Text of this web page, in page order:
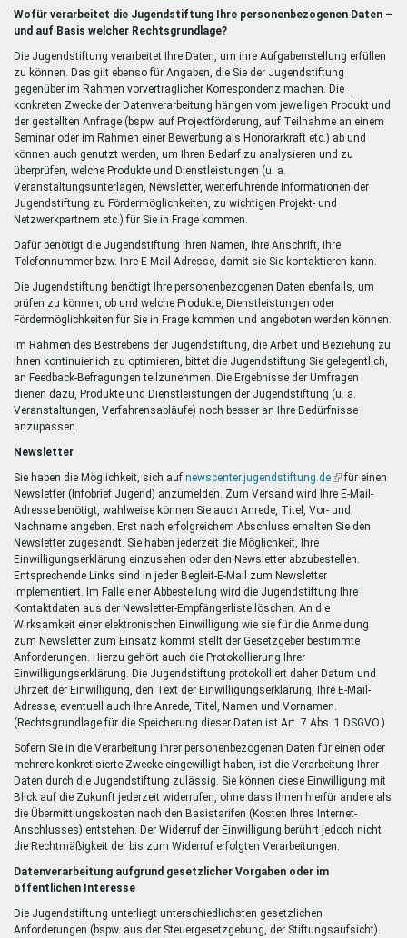
extern)
Wofür verarbeitet die Jugendstiftung Ihre personenbezogenen Daten –
und auf Basis welcher Rechtsgrundlage?
Die Jugendstiftung verarbeitet Ihre Daten, um ihre Aufgabenstellung erfüllen
zu können. Das gilt ebenso für Angaben, die Sie der Jugendstiftung
gegenüber im Rahmen vorvertraglicher Korrespondenz machen. Die
konkreten Zwecke der Datenverarbeitung hängen vom jeweiligen Produkt und
der gestellten Anfrage (bspw. auf Projektförderung, auf Teilnahme an einem
Seminar oder im Rahmen einer Bewerbung als Honorarkraft etc.) ab und
können auch genutzt werden, um Ihren Bedarf zu analysieren und zu
überprüfen, welche Produkte und Dienstleistungen (u. a.
Veranstaltungsunterlagen, Newsletter, weiterführende Informationen der
Jugendstiftung zu Fördermöglichkeiten, zu wichtigen Projekt- und
Netzwerkpartnern etc.) für Sie in Frage kommen.
Dafür benötigt die Jugendstiftung Ihren Namen, Ihre Anschrift, Ihre
Telefonnummer bzw. Ihre E-Mail-Adresse, damit sie Sie kontaktieren kann.
Die Jugendstiftung benötigt Ihre personenbezogenen Daten ebenfalls, um
prüfen zu können, ob und welche Produkte, Dienstleistungen oder
Fördermöglichkeiten für Sie in Frage kommen und angeboten werden können.
Im Rahmen des Bestrebens der Jugendstiftung, die Arbeit und Beziehung zu
Ihnen kontinuierlich zu optimieren, bittet die Jugendstiftung Sie gelegentlich,
an Feedback-Befragungen teilzunehmen. Die Ergebnisse der Umfragen
dienen dazu, Produkte und Dienstleistungen der Jugendstiftung (u. a.
Veranstaltungen, Verfahrensabläufe) noch besser an Ihre Bedürfnisse
anzupassen.
Newsletter
Sie haben die Möglichkeit, sich auf newscenter.jugendstiftung.de(Link
ist
extern)
für einen
Newsletter (Infobrief Jugend) anzumelden. Zum Versand wird Ihre E-Mail-
Adresse benötigt, wahlweise können Sie auch Anrede, Titel, Vor- und
Nachname angeben. Erst nach erfolgreichem Abschluss erhalten Sie den
Newsletter zugesandt. Sie haben jederzeit die Möglichkeit, Ihre
Einwilligungserklärung einzusehen oder den Newsletter abzubestellen.
Entsprechende Links sind in jeder Begleit-E-Mail zum Newsletter
implementiert. Im Falle einer Abbestellung wird die Jugendstiftung Ihre
Kontaktdaten aus der Newsletter-Empfängerliste löschen. An die
Wirksamkeit einer elektronischen Einwilligung wie sie für die Anmeldung
zum Newsletter zum Einsatz kommt stellt der Gesetzgeber bestimmte
Anforderungen. Hierzu gehört auch die Protokollierung Ihrer
Einwilligungserklärung. Die Jugendstiftung protokolliert daher Datum und
Uhrzeit der Einwilligung, den Text der Einwilligungserklärung, Ihre E-Mail-
Adresse, eventuell auch Ihre Anrede, Titel, Namen und Vornamen.
(Rechtsgrundlage für die Speicherung dieser Daten ist Art. 7 Abs. 1 DSGVO.)
Sofern Sie in die Verarbeitung Ihrer personenbezogenen Daten für einen oder
mehrere konkretisierte Zwecke eingewilligt haben, ist die Verarbeitung Ihrer
Daten durch die Jugendstiftung zulässig. Sie können diese Einwilligung mit
Blick auf die Zukunft jederzeit widerrufen, ohne dass Ihnen hierfür andere als
die Übermittlungskosten nach den Basistarifen (Kosten Ihres Internet-
Anschlusses) entstehen. Der Widerruf der Einwilligung berührt jedoch nicht
die Rechtmäßigkeit der bis zum Widerruf erfolgten Verarbeitungen.
Datenverarbeitung aufgrund gesetzlicher Vorgaben oder im
öffentlichen Interesse
Die Jugendstiftung unterliegt unterschiedlichsten gesetzlichen
Anforderungen (bspw. aus der Steuergesetzgebung, der Stiftungsaufsicht).